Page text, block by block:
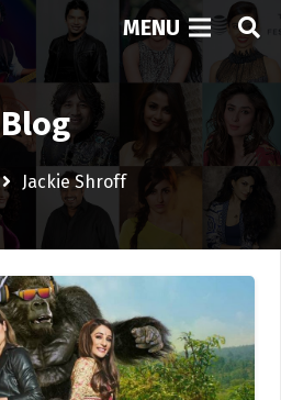
MENU
Blog
Jackie Shroff